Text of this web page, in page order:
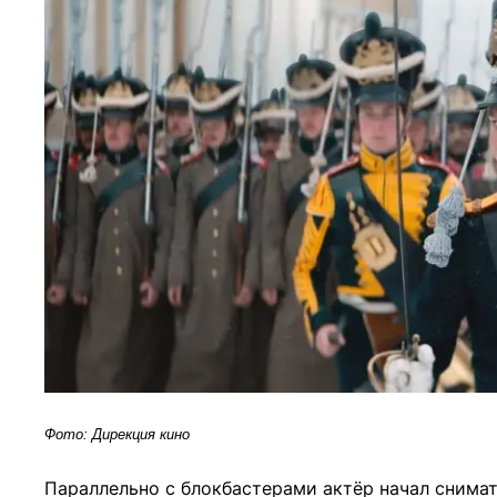
Фото: Дирекция кино
Параллельно с блокбастерами актёр начал